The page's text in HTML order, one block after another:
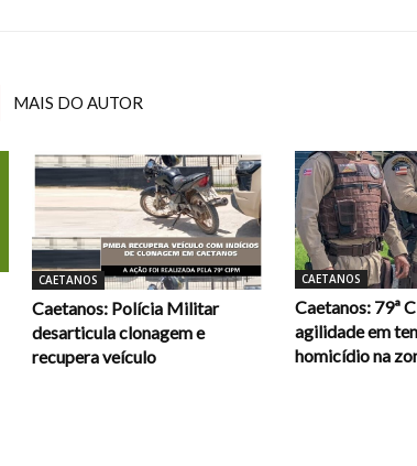
MAIS DO AUTOR
CAETANOS
Caetanos: Polícia Militar
desarticula clonagem e
recupera veículo
CAETANOS
Caetanos: 79ª
agilidade em
homicídio na